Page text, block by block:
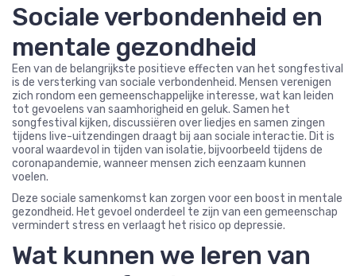
Sociale verbondenheid en
mentale gezondheid
Een van de belangrijkste positieve effecten van het songfestival
is de versterking van sociale verbondenheid. Mensen verenigen
zich rondom een gemeenschappelijke interesse, wat kan leiden
tot gevoelens van saamhorigheid en geluk. Samen het
songfestival kijken, discussiëren over liedjes en samen zingen
tijdens live-uitzendingen draagt bij aan sociale interactie. Dit is
vooral waardevol in tijden van isolatie, bijvoorbeeld tijdens de
coronapandemie, wanneer mensen zich eenzaam kunnen
voelen.
Deze sociale samenkomst kan zorgen voor een boost in mentale
gezondheid. Het gevoel onderdeel te zijn van een gemeenschap
vermindert stress en verlaagt het risico op depressie.
Wat kunnen we leren van